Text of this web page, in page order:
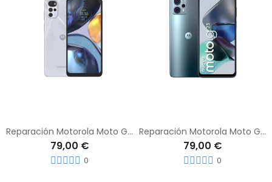
Reparación Motorola Moto G22
79,00 €
0
Reparación Motorola Moto G23
79,00 €
0